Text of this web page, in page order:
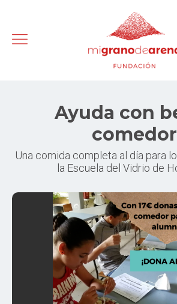
Ayuda con
comedor
Una comida completa al día para
la Escuela del Vidrio de